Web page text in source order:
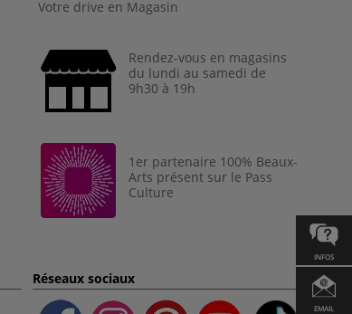
INFOS
EMAIL
Votre drive en Magasin
Rendez-vous en magasins
du lundi au samedi de
9h30 à 19h
1er partenaire 100% Beaux-
Arts présent sur le Pass
Culture
Réseaux sociaux